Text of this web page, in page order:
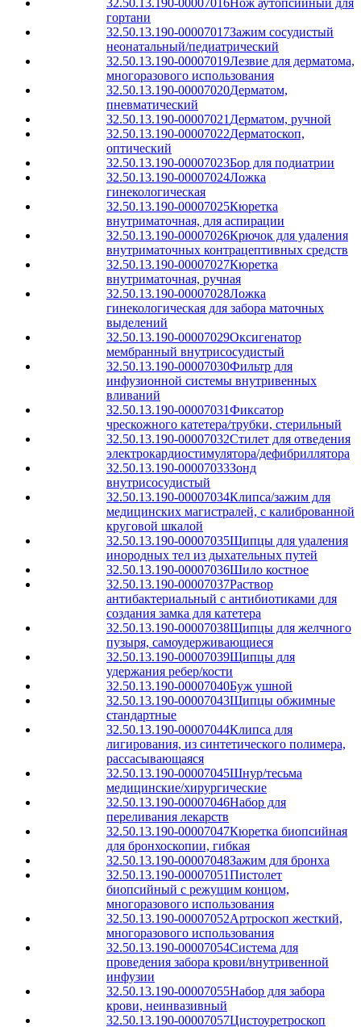
32.50.13.190-00007016Нож аутопсийный для
гортани
32.50.13.190-00007017Зажим сосудистый
неонатальный/педиатрический
32.50.13.190-00007019Лезвие для дерматома,
многоразового использования
32.50.13.190-00007020Дерматом,
пневматический
32.50.13.190-00007021 Дерматом, ручной
32.50.13.190-00007022Дерматоскоп,
оптический
32.50.13.190-00007023Бор для подиатрии
32.50.13.190-00007024Ложка
гинекологическая
32.50.13.190-00007025Кюретка
внутриматочная, для аспирации
32.50.13.190-00007026Крючок для удаления
внутриматочных контрацептивных средств
32.50.13.190-00007027Кюретка
внутриматочная, ручная
32.50.13.190-00007028Ложка
гинекологическая для забора маточных
выделений
32.50.13.190-00007029Оксигенатор
мембранный внутрисосудистый
32.50.13.190-00007030Фильтр для
инфузионной системы внутривенных
вливаний
32.50.13.190-00007031Фиксатор
чрескожного катетера/трубки, стерильный
32.50.13.190-00007032Стилет для отведения
электрокардиостимулятора/дефибриллятора
32.50.13.190-00007033Зонд
внутрисосудистый
32.50.13.190-00007034Клипса/зажим для
медицинских магистралей, с калиброванной
круговой шкалой
32.50.13.190-00007035Щипцы для удаления
инородных тел из дыхательных путей
32.50.13.190-00007036Шило костное
32.50.13.190-00007037Раствор
антибактериальный с антибиотиками для
создания замка для катетера
32.50.13.190-00007038Щипцы для желчного
пузыря, самоудерживающиеся
32.50.13.190-00007039Щипцы для
удержания ребер/кости
32.50.13.190-00007040Буж ушной
32.50.13.190-00007043Щипцы обжимные
стандартные
32.50.13.190-00007044Клипса для
лигирования, из синтетического полимера,
рассасывающаяся
32.50.13.190-00007045Шнур/тесьма
медицинские/хирургические
32.50.13.190-00007046Набор для
переливания лекарств
32.50.13.190-00007047Кюретка биопсийная
для бронхоскопии, гибкая
32.50.13.190-00007048Зажим для бронха
32.50.13.190-00007051Пистолет
биопсийный с режущим концом,
многоразового использования
32.50.13.190-00007052Артроскоп жесткий,
многоразового использования
32.50.13.190-00007054Система для
проведения забора крови/внутривенной
инфузии
32.50.13.190-00007055Набор для забора
крови, неинвазивный
32.50.13.190-00007057Цистоуретроскоп